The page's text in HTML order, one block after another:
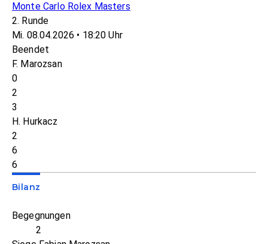
Monte Carlo Rolex Masters
2. Runde
Mi. 08.04.2026 • 18:20 Uhr
Beendet
F. Marozsan
0
2
3
H. Hurkacz
2
6
6
Bilanz
Begegnungen
2